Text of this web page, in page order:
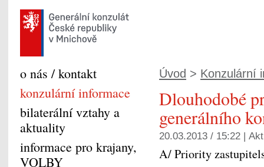
Úvod > Konzulární
Dlouhodobé
generálního
20.03.2013 / 15:22 |
A/ Priority
o nás / kontakt
konzulární informace
bilaterální vztahy a
aktuality
informace pro krajany,
VOLBY